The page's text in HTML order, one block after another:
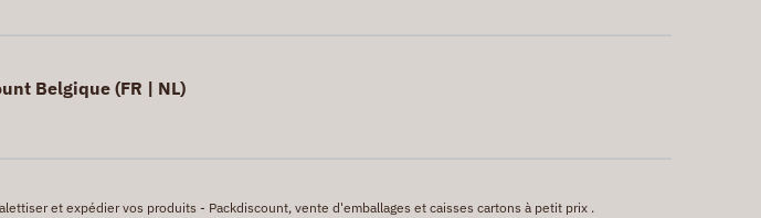
Belgique (FR | NL)
et expédier vos produits - Packdiscount, vente d'emballages et caisses cartons à petit prix .